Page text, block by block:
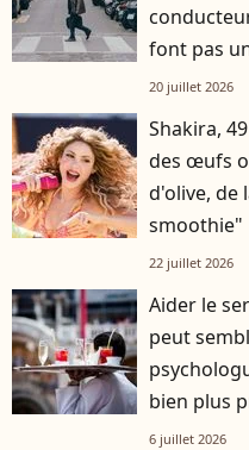
font pas
20 juillet 2026
Shakira,
des œufs
d'olive, de
smoothie"
22 juillet 2026
Aider le
peut
bien plus
6 juillet 2026